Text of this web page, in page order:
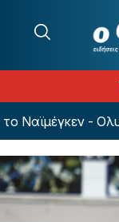
Ναϊμέγκεν -